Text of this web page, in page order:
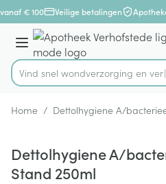
Ga naar de inhoud
1 van 1
€ 100 Veilige betalingen
Menu
Product, merk, categorie...
Vind snel wondverzorging
Home / Dettolhygiene A/
Dettolhygiene A/
Stand 250ml